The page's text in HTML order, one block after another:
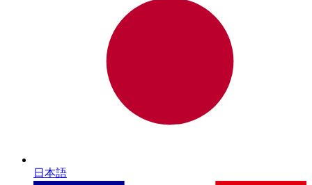
日本語